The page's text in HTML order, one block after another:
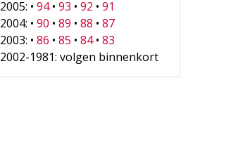
2005: •94•93 •92 •91
2004: •90 •89 •88 •87
2003: •86 •85 •84•83
2002-1981: volgen binnenkort